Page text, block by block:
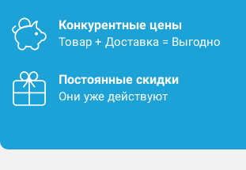
Конкурентные цены
Товар + Доставка = Выгодно
Постоянные скидки
Они уже действуют